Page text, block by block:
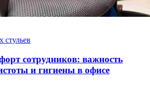
стульев
сотрудников: важность
и гигиены в офисе